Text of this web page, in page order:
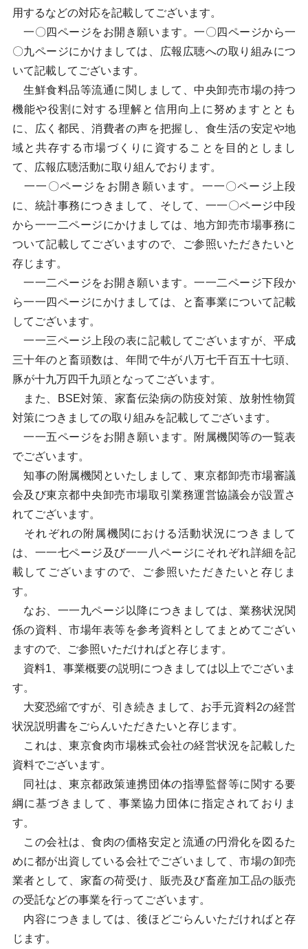
用するなどの対応を記載してございます。
一〇四ページをお開き願います。一〇四ページから一
〇九ページにかけましては、広報広聴への取り組みにつ
いて記載してございます。
生鮮食料品等流通に関しまして、中央卸売市場の持つ
機能や役割に対する理解と信用向上に努めますととも
に、広く都民、消費者の声を把握し、食生活の安定や地
域と共存する市場づくりに資することを目的としまし
て、広報広聴活動に取り組んでおります。
一一〇ページをお開き願います。一一〇ページ上段
に、統計事務につきまして、そして、一一〇ページ中段
から一一二ページにかけましては、地方卸売市場事務に
ついて記載してございますので、ご参照いただきたいと
存じます。
一一二ページをお開き願います。一一二ページ下段か
ら一一四ページにかけましては、と畜事業について記載
してございます。
一一三ページ上段の表に記載してございますが、平成
三十年のと畜頭数は、年間で牛が八万七千百五十七頭、
豚が十九万四千九頭となってございます。
また、BSE対策、家畜伝染病の防疫対策、放射性物質
対策につきましての取り組みを記載してございます。
一一五ページをお開き願います。附属機関等の一覧表
でございます。
知事の附属機関といたしまして、東京都卸売市場審議
会及び東京都中央卸売市場取引業務運営協議会が設置さ
れてございます。
それぞれの附属機関における活動状況につきまして
は、一一七ページ及び一一八ページにそれぞれ詳細を記
載してございますので、ご参照いただきたいと存じま
す。
なお、一一九ページ以降につきましては、業務状況関
係の資料、市場年表等を参考資料としてまとめてござい
ますので、ご参照いただければと存じます。
資料1、事業概要の説明につきましては以上でございま
す。
大変恐縮ですが、引き続きまして、お手元資料2の経営
状況説明書をごらんいただきたいと存じます。
これは、東京食肉市場株式会社の経営状況を記載した
資料でございます。
同社は、東京都政策連携団体の指導監督等に関する要
綱に基づきまして、事業協力団体に指定されておりま
す。
この会社は、食肉の価格安定と流通の円滑化を図るた
めに都が出資している会社でございまして、市場の卸売
業者として、家畜の荷受け、販売及び畜産加工品の販売
の受託などの事業を行ってございます。
内容につきましては、後ほどごらんいただければと存
じます。